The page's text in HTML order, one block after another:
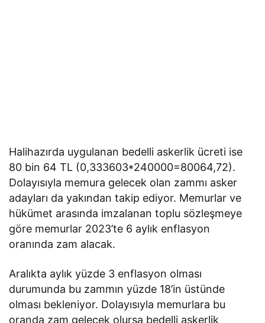
Halihazırda uygulanan bedelli askerlik ücreti ise
80 bin 64 TL (0,333603*240000=80064,72).
Dolayısıyla memura gelecek olan zammı asker
adayları da yakından takip ediyor. Memurlar ve
hükümet arasında imzalanan toplu sözleşmeye
göre memurlar 2023’te 6 aylık enflasyon
oranında zam alacak.
Aralıkta aylık yüzde 3 enflasyon olması
durumunda bu zammın yüzde 18’in üstünde
olması bekleniyor. Dolayısıyla memurlara bu
oranda zam gelecek olursa bedelli askerlik